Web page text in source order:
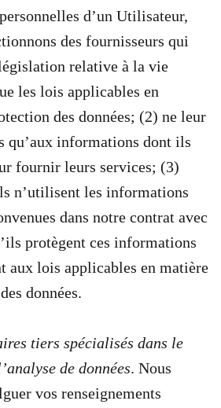
d’un Utilisateur,
des fournisseurs qui
relative à la vie
les lois applicables en
des données; (2) ne leur
qu’aux informations dont ils
fournir leurs services; (3)
n’utilisent les informations
dans notre contrat avec
protègent ces informations
aux lois applicables en matière
données.
tiers spécialisés dans le
de données. Nous
vos renseignements